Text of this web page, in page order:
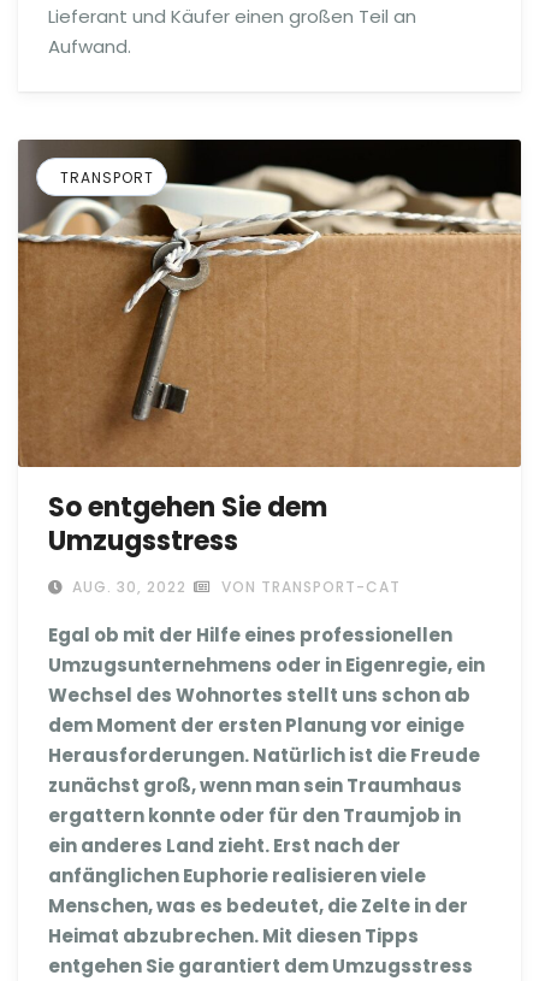
Lieferant und Käufer einen großen Teil an
Aufwand.
TRANSPORT
So entgehen Sie dem
Umzugsstress
AUG. 30, 2022 VON TRANSPORT-CAT
Egal ob mit der Hilfe eines professionellen
Umzugsunternehmens oder in Eigenregie, ein
Wechsel des Wohnortes stellt uns schon ab
dem Moment der ersten Planung vor einige
Herausforderungen. Natürlich ist die Freude
zunächst groß, wenn man sein Traumhaus
ergattern konnte oder für den Traumjob in
ein anderes Land zieht. Erst nach der
anfänglichen Euphorie realisieren viele
Menschen, was es bedeutet, die Zelte in der
Heimat abzubrechen. Mit diesen Tipps
entgehen Sie garantiert dem Umzugsstress